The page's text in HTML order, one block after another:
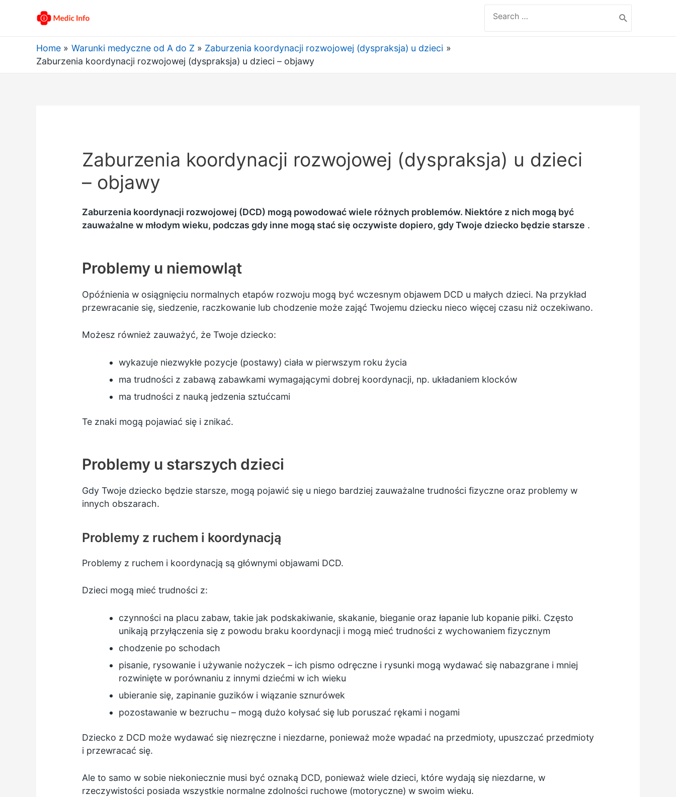
for:
Home Warunki medyczne od A do Z
Zaburzenia koordynacji rozwojowej (dyspraksja) u dzieci
Zaburzenia koordynacji rozwojowej (dyspraksja) u dzieci – objawy
Zaburzenia koordynacji rozwojowej (dyspraksja) u dzieci
– objawy
Zaburzenia koordynacji rozwojowej (DCD) mogą powodować wiele różnych problemów. Niektóre z nich mogą być
zauważalne w młodym wieku, podczas gdy inne mogą stać się oczywiste dopiero, gdy Twoje dziecko będzie starsze .
Problemy u niemowląt
Opóźnienia w osiągnięciu normalnych etapów rozwoju mogą być wczesnym objawem DCD u małych dzieci. Na przykład
przewracanie się, siedzenie, raczkowanie lub chodzenie może zająć Twojemu dziecku nieco więcej czasu niż oczekiwano.
Możesz również zauważyć, że Twoje dziecko:
wykazuje niezwykłe pozycje (postawy) ciała w pierwszym roku życia
ma trudności z zabawą zabawkami wymagającymi dobrej koordynacji, np. układaniem klocków
ma trudności z nauką jedzenia sztućcami
Te znaki mogą pojawiać się i znikać.
Problemy u starszych dzieci
Gdy Twoje dziecko będzie starsze, mogą pojawić się u niego bardziej zauważalne trudności fizyczne oraz problemy w
innych obszarach.
Problemy z ruchem i koordynacją
Problemy z ruchem i koordynacją są głównymi objawami DCD.
Dzieci mogą mieć trudności z:
czynności na placu zabaw, takie jak podskakiwanie, skakanie, bieganie oraz łapanie lub kopanie piłki. Często
unikają przyłączenia się z powodu braku koordynacji i mogą mieć trudności z wychowaniem fizycznym
chodzenie po schodach
pisanie, rysowanie i używanie nożyczek – ich pismo odręczne i rysunki mogą wydawać się nabazgrane i mniej
rozwinięte w porównaniu z innymi dziećmi w ich wieku
ubieranie się, zapinanie guzików i wiązanie sznurówek
pozostawanie w bezruchu – mogą dużo kołysać się lub poruszać rękami i nogami
Dziecko z DCD może wydawać się niezręczne i niezdarne, ponieważ może wpadać na przedmioty, upuszczać przedmioty
i przewracać się.
Ale to samo w sobie niekoniecznie musi być oznaką DCD, ponieważ wiele dzieci, które wydają się niezdarne, w
rzeczywistości posiada wszystkie normalne zdolności ruchowe (motoryczne) w swoim wieku.